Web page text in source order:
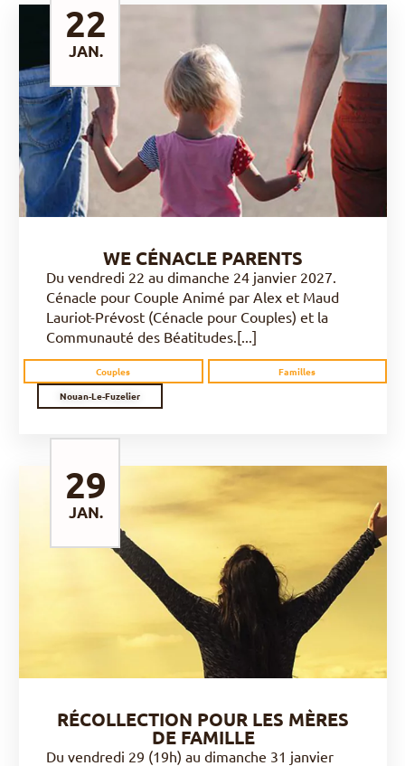
JAN.
DÉCOUVRIR
WE CÉNACLE PARENTS
Du vendredi 22 au dimanche 24 janvier 2027.
Cénacle pour Couple Animé par Alex et Maud
Lauriot-Prévost (Cénacle pour Couples) et la
Communauté des Béatitudes.[...]
Couples
Familles
Nouan-Le-Fuzelier
22
JAN.
DÉCOUVRIR
RÉCOLLECTION POUR LES MÈRES
DE FAMILLE
Du vendredi 29 (19h) au dimanche 31 janvier
29